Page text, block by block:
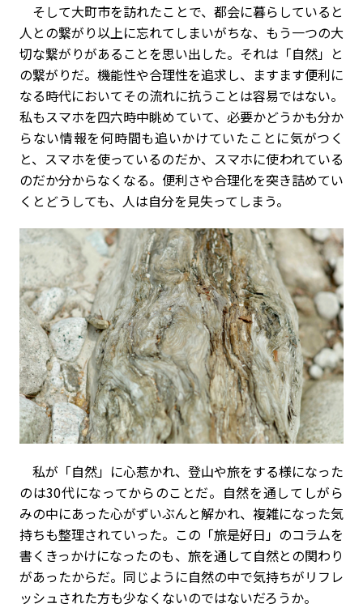
そして大町市を訪れたことで、都会に暮らしていると
人との繋がり以上に忘れてしまいがちな、もう一つの大
切な繋がりがあることを思い出した。それは「自然」と
の繋がりだ。機能性や合理性を追求し、ますます便利に
なる時代においてその流れに抗うことは容易ではない。
私もスマホを四六時中眺めていて、必要かどうかも分か
らない情報を何時間も追いかけていたことに気がつく
と、スマホを使っているのだか、スマホに使われている
のだか分からなくなる。便利さや合理化を突き詰めてい
くとどうしても、人は自分を見失ってしまう。
私が「自然」に心惹かれ、登山や旅をする様になった
のは30代になってからのことだ。自然を通してしがら
みの中にあった心がずいぶんと解かれ、複雑になった気
持ちも整理されていった。この「旅是好日」のコラムを
書くきっかけになったのも、旅を通して自然との関わり
があったからだ。同じように自然の中で気持ちがリフレ
ッシュされた方も少なくないのではないだろうか。